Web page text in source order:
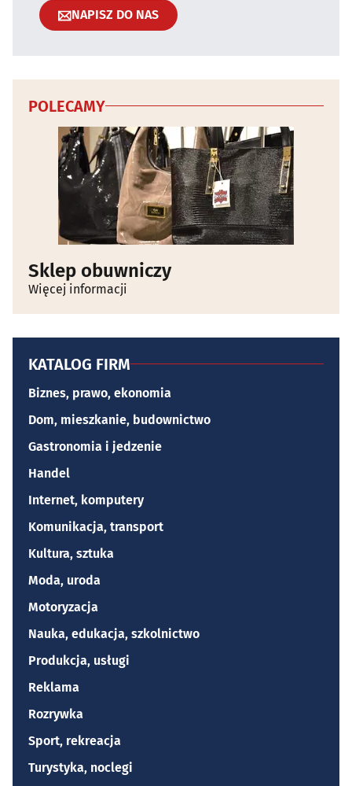
NAPISZ DO NAS
POLECAMY
Sklep obuwniczy
Więcej informacji
KATALOG FIRM
Biznes, prawo, ekonomia
Dom, mieszkanie, budownictwo
Gastronomia i jedzenie
Handel
Internet, komputery
Komunikacja, transport
Kultura, sztuka
Moda, uroda
Motoryzacja
Nauka, edukacja, szkolnictwo
Produkcja, usługi
Reklama
Rozrywka
Sport, rekreacja
Turystyka, noclegi